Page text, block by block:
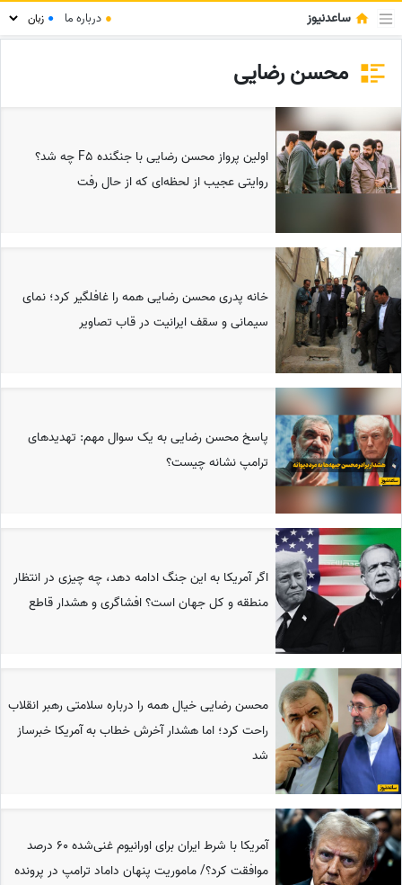
ساعدنیوز ● درباره ما ●
محسن رضایی
اولین پرواز محسن رضایی با جنگنده F5 چه شد؟
روایتی عجیب از لحظه‌ای که از حال رفت
خانه پدری محسن رضایی همه را غافلگیر کرد؛ نمای
سیمانی و سقف ایرانیت در قاب تصاویر
پاسخ محسن رضایی به یک سوال مهم: تهدیدهای
ترامپ نشانه چیست؟
اگر آمریکا به این جنگ ادامه دهد، چه چیزی در انتظار
منطقه و کل جهان است؟ افشاگری و هشدار قاطع
محسن رضایی خیال همه را درباره سلامتی رهبر انقلاب
راحت کرد؛ اما هشدار آخرش خطاب به آمریکا خبرساز
شد
آمریکا با شرط ایران برای اورانیوم غنی‌شده 60 درصد
موافقت کرد؟/ ماموریت پنهان داماد ترامپ در پرونده